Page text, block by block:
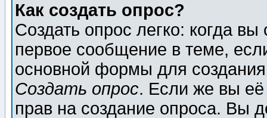
Как создать опрос?
Создать опрос легко: когда
первое сообщение в теме,
основной формы для
Создать опрос. Если же вы её
прав на создание опроса. Вы